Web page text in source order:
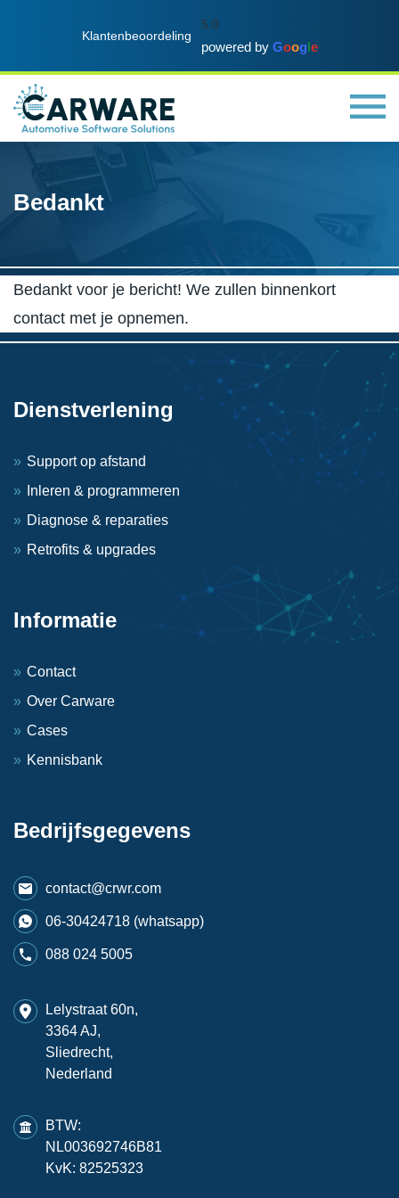
Klantenbeoordeling
5.0
powered by Google
Bedankt
Bedankt voor je bericht! We zullen binnenkort
contact met je opnemen.
Dienstverlening
Support op afstand
Inleren & programmeren
Diagnose & reparaties
Retrofits & upgrades
Informatie
Contact
Over Carware
Cases
Kennisbank
Bedrijfsgegevens
contact@crwr.com
06-30424718 (whatsapp)
088 024 5005
Lelystraat 60n,
3364 AJ,
Sliedrecht,
Nederland
BTW:
NL003692746B81
KvK: 82525323